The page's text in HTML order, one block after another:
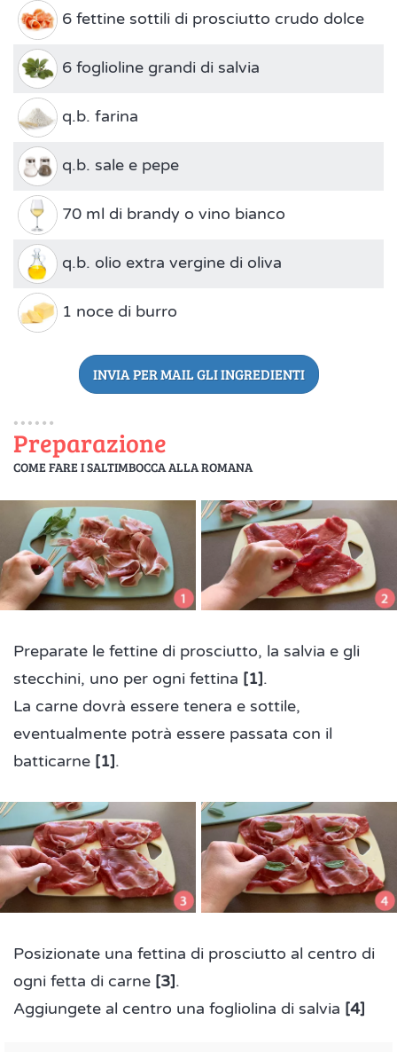
6 fettine sottili di prosciutto crudo dolce
6 foglioline grandi di salvia
q.b. farina
q.b. sale e pepe
70 ml di brandy o vino bianco
q.b. olio extra vergine di oliva
1 noce di burro
INVIA PER MAIL GLI INGREDIENTI
Preparazione
COME FARE I SALTIMBOCCA ALLA ROMANA
Preparate le fettine di prosciutto, la salvia e gli
stecchini, uno per ogni fettina [1].
La carne dovrà essere tenera e sottile,
eventualmente potrà essere passata con il
batticarne [1].
Posizionate una fettina di prosciutto al centro di
ogni fetta di carne [3].
Aggiungete al centro una fogliolina di salvia [4]